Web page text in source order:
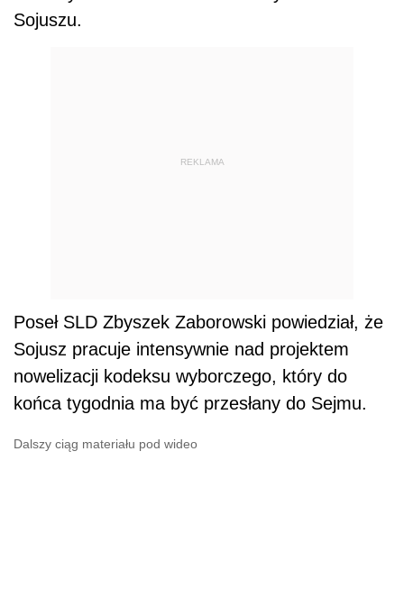
Sojuszu.
REKLAMA
Poseł SLD Zbyszek Zaborowski powiedział, że
Sojusz pracuje intensywnie nad projektem
nowelizacji kodeksu wyborczego, który do
końca tygodnia ma być przesłany do Sejmu.
Dalszy ciąg materiału pod wideo